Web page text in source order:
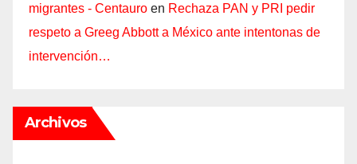
migrantes - Centauro en Rechaza PAN y PRI pedir
respeto a Greeg Abbott a México ante intentonas de
intervención…
Archivos